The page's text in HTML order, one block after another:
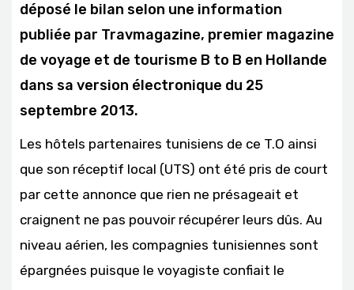
déposé le bilan selon une information
publiée par Travmagazine, premier magazine
de voyage et de tourisme B to B en Hollande
dans sa version électronique du 25
septembre 2013.
Les hôtels partenaires tunisiens de ce T.O ainsi
que son réceptif local (UTS) ont été pris de court
par cette annonce que rien ne présageait et
craignent ne pas pouvoir récupérer leurs dûs. Au
niveau aérien, les compagnies tunisiennes sont
épargnées puisque le voyagiste confiait le